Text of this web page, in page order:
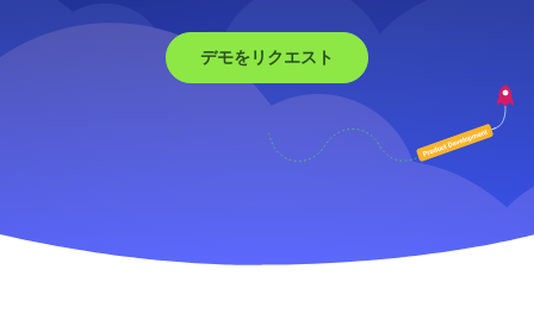
デモをリクエスト